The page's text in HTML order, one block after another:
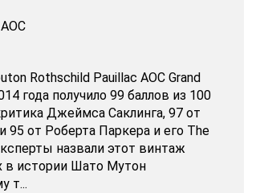
AOC
Rothschild Pauillac AOC Grand
года получило 99 баллов из 100
Джеймса Саклинга, 97 от
95 от Роберта Паркера и его The
назвали этот винтаж
в истории Шато Мутон
т...